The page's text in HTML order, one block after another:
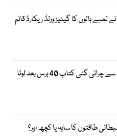
لمبے بالوں کا گینیز ورلڈ ریکارڈ قائم
امریکا: دکان سے چرائی گئی کتاب 40 برس بعد لوٹا
طاقتوں کا سایہ یا کچھ اور؟